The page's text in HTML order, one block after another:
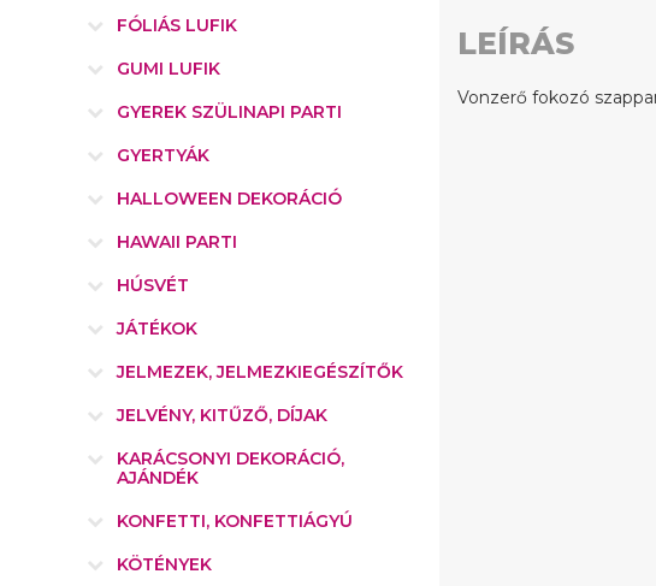
FÓLIÁS LUFIK
GUMI LUFIK
GYEREK SZÜLINAPI PARTI
GYERTYÁK
HALLOWEEN DEKORÁCIÓ
HAWAII PARTI
HÚSVÉT
JÁTÉKOK
JELMEZEK, JELMEZKIEGÉSZÍTŐK
JELVÉNY, KITŰZŐ, DÍJAK
KARÁCSONYI DEKORÁCIÓ,
AJÁNDÉK
KONFETTI, KONFETTIÁGYÚ
KÖTÉNYEK
LEÍRÁS
Vonzerő fokozó